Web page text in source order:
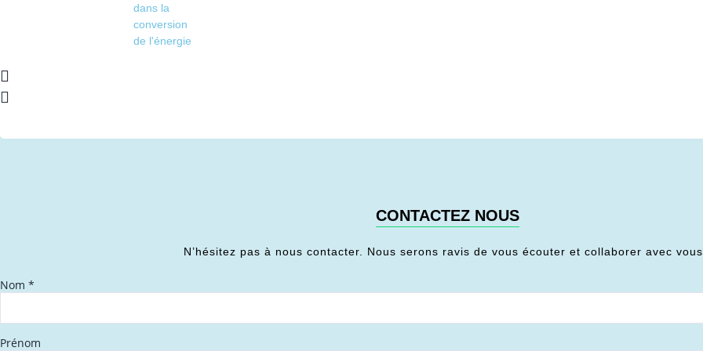
dans la
conversion
de l'énergie
CONTACTEZ NOUS
N’hésitez pas à nous contacter. Nous serons ravis de vous écouter et collaborer avec
Nom *
Prénom